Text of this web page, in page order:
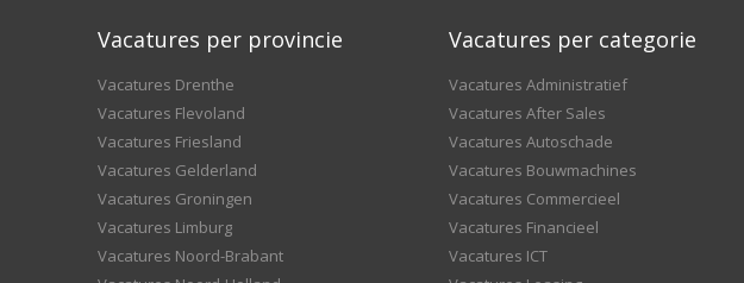
Vacatures per provincie
Vacatures Drenthe
Vacatures Flevoland
Vacatures Friesland
Vacatures Gelderland
Vacatures Groningen
Vacatures Limburg
Vacatures Noord-Brabant
Vacatures per categorie
Vacatures Administratief
Vacatures After Sales
Vacatures Autoschade
Vacatures Bouwmachines
Vacatures Commercieel
Vacatures Financieel
Vacatures ICT